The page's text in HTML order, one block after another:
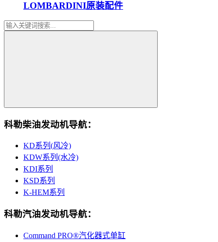
LOMBARDINI原装配件
科勒柴油发动机导航：
KD系列(风冷)
KDW系列(水冷)
KDI系列
KSD系列
K-HEM系列
科勒汽油发动机导航：
Command PRO®汽化器式单缸